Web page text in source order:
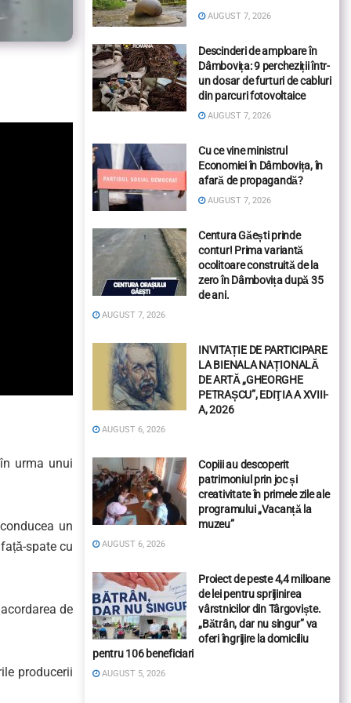
urma unui
un
spate cu
de
producerii
AUGUST 7, 2026
Descinderi de amploare în
Dâmbovița: 9 percheziții într-
un dosar de furturi de cabluri
din parcuri fotovoltaice
AUGUST 7, 2026
Cu ce vine ministrul
Economiei în Dâmbovița, în
afară de propagandă?
AUGUST 7, 2026
Centura Găești prinde
contur! Prima variantă
ocolitoare construită de la
zero în Dâmbovița după 35
de ani.
AUGUST 7, 2026
INVITAȚIE DE PARTICIPARE
LA BIENALA NAȚIONALĂ
DE ARTĂ „GHEORGHE
PETRAȘCU”, EDIŢIA A XVIII-
A, 2026
AUGUST 6, 2026
Copiii au descoperit
patrimoniul prin joc și
creativitate în primele zile ale
programului „Vacanță la
muzeu”
AUGUST 6, 2026
Proiect de peste 4,4 milioane
de lei pentru sprijinirea
vârstnicilor din Târgoviște.
„Bătrân, dar nu singur” va
oferi îngrijire la domiciliu
pentru 106 beneficiari
AUGUST 5, 2026